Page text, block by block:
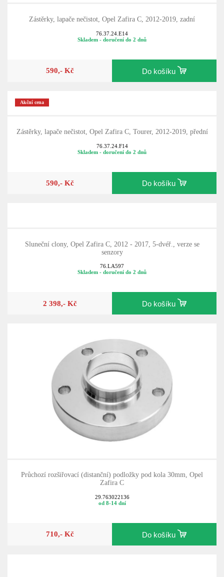
Zástěrky, lapače nečistot, Opel Zafira C, 2012-2019, zadní
76.37.24.E14
Skladem - doručení do 2 dnů
590,- Kč Do košíku
Akční cena
Zástěrky, lapače nečistot, Opel Zafira C, Tourer, 2012-2019, přední
76.37.24.F14
Skladem - doručení do 2 dnů
590,- Kč Do košíku
Sluneční clony, Opel Zafira C, 2012 - 2017, 5-dvéř., verze se
senzory
76.LA597
Skladem - doručení do 2 dnů
2 398,- Kč Do košíku
Průchozí rozšiřovací (distanční) podložky pod kola 30mm, Opel
Zafira C
29.763022136
od 8-14 dní
710,- Kč Do košíku